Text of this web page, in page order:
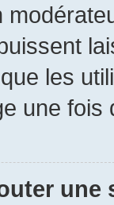
les
une fois
une